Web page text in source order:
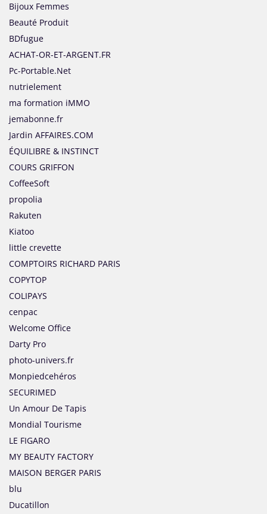
Bijoux Femmes
Beauté Produit
BDfugue
ACHAT-OR-ET-ARGENT.FR
Pc-Portable.Net
nutrielement
ma formation iMMO
jemabonne.fr
Jardin AFFAIRES.COM
ÉQUILIBRE & INSTINCT
COURS GRIFFON
CoffeeSoft
propolia
Rakuten
Kiatoo
little crevette
COMPTOIRS RICHARD PARIS
COPYTOP
COLIPAYS
cenpac
Welcome Office
Darty Pro
photo-univers.fr
Monpiedcehéros
SECURIMED
Un Amour De Tapis
Mondial Tourisme
LE FIGARO
MY BEAUTY FACTORY
MAISON BERGER PARIS
blu
Ducatillon